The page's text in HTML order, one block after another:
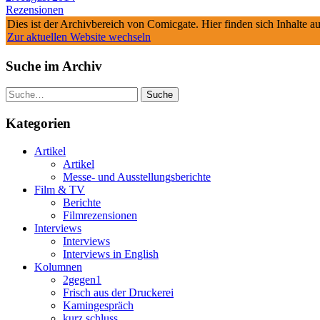
Rezensionen
Dies ist der Archivbereich von Comicgate. Hier finden sich Inhalte
Zur aktuellen Website wechseln
Suche im Archiv
Suche
Kategorien
Artikel
Artikel
Messe- und Ausstellungsberichte
Film & TV
Berichte
Filmrezensionen
Interviews
Interviews
Interviews in English
Kolumnen
2gegen1
Frisch aus der Druckerei
Kamingespräch